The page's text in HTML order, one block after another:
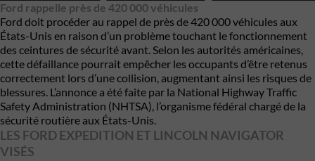
Ford rappelle près de 420 000 véhicules
Ford doit procéder au rappel de près de 420 000 véhicules aux
États-Unis en raison d’un problème touchant le fonctionnement
des ceintures de sécurité avant. Selon les autorités américaines,
cette défaillance pourrait empêcher les occupants d’être retenus
correctement lors d’une collision, augmentant ainsi les risques de
blessures. L’annonce a été faite par la National Highway Traffic
Safety Administration (NHTSA), l’organisme fédéral chargé de la
sécurité routière aux États-Unis.
LES FORD EXPEDITION ET LINCOLN NAVIGATOR
VISÉS